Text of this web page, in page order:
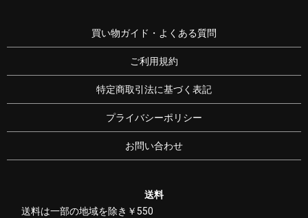
買い物ガイド・よくある質問
ご利用規約
特定商取引法に基づく表記
プライバシーポリシー
お問い合わせ
送料
送料は一部の地域を除き￥550